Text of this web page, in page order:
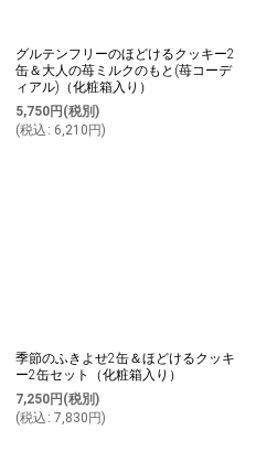
グルテンフリーのほどけるクッキー2
缶＆大人の苺ミルクのもと(苺コーデ
ィアル)（化粧箱入り）
5,750円 (税別)
(税込 : 6,210 円)
季節のふきよせ2缶＆ほどけるクッキ
ー2缶セット（化粧箱入り）
7,250円 (税別)
(税込 : 7,830 円)